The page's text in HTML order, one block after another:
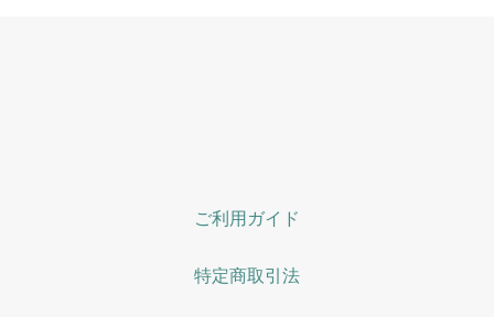
ご利用ガイド
特定商取引法